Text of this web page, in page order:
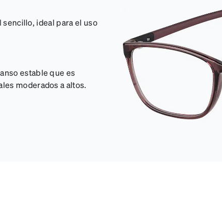
ideal para el uso
estable que es
moderados a altos.